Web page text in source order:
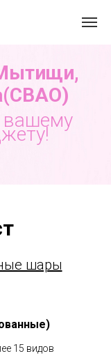
вашему
шары
15 видов